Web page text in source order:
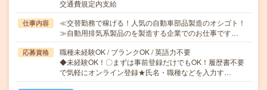
交通費規定内支給
仕事内容
≪交替勤務で稼げる！人気の自動車部品製造のオシゴト！
≫自動用排気系製品のを製造する企業でのお仕事です…
応募資格
職種未経験OK / ブランクOK / 英語力不要
◆未経験OK！〇まずは事前登録だけでもOK！履歴書不要
で気軽にオンライン登録★氏名・職種などを入力す…